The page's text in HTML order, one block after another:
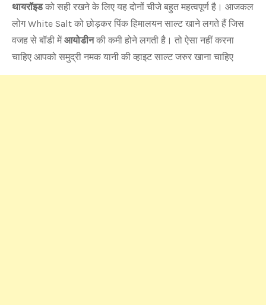
थायरॉइडको सही रखने के लिए यह दोनों चीजे बहुत महत्वपूर्ण है। आजकल
लोग White Salt को छोड़कर पिंक हिमालयन साल्ट खाने लगते हैं जिस
वजह से बॉडी मेंआयोडीनकी कमी होने लगती है। तो ऐसा नहीं करना
चाहिए आपको समुद्री नमक यानी की व्हाइट साल्ट जरुर खाना चाहिए